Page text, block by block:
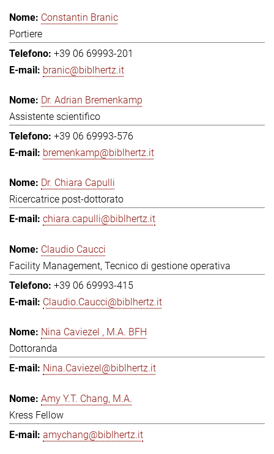
Constantin Branic
Portiere
+39 06 69993-201
branic@biblhertz.it
Dr. Adrian Bremenkamp
Assistente scientifico
+39 06 69993-576
bremenkamp@biblhertz.it
Dr. Chiara Capulli
Ricercatrice post-dottorato
chiara.capulli@biblhertz.it
Claudio Caucci
Facility Management, Tecnico di gestione operativa
+39 06 69993-415
Claudio.Caucci@biblhertz.it
Nina Caviezel , M.A. BFH
Dottoranda
Nina.Caviezel@biblhertz.it
Amy Y.T. Chang, M.A.
Kress Fellow
amychang@biblhertz.it